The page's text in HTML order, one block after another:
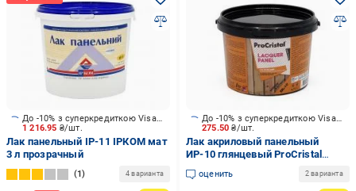
1 216.95 ₴/шт.
До -10% з суперкредиткою Visa Вигода
Лак панельный ІР-11 ІРКОМ мат
3 л прозрачный
1 4 варианта
275.50₴/шт.
До -10% з суперкредиткою Visa Вигода
Лак акриловый панельный
ИР-10 глянцевый ProCristal
глянец 0,7 л
оценить 2 варианта